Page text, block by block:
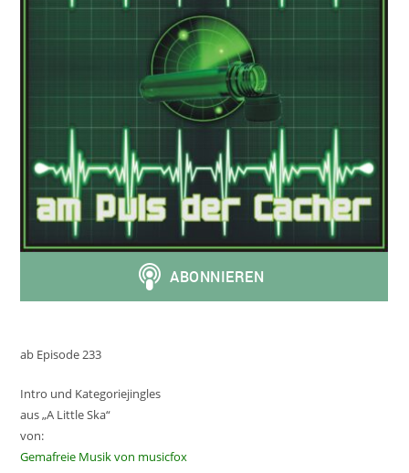
ab Episode 233
Intro und Kategoriejingles
aus „A Little Ska“
von:
Gemafreie Musik von musicfox